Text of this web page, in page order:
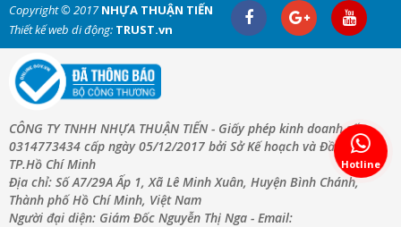
Copyright © 2017NHỰA THUẬN TIẾN
Thiết kế web di động: TRUST.vn
CÔNG TY TNHH NHỰA THUẬN TIẾN - Giấy phép kinh doanh số:
0314773434 cấp ngày 05/12/2017 bởi Sở Kế hoạch và Đầu Tư
TP.Hồ Chí Minh
Địa chỉ: Số A7/29A Ấp 1, Xã Lê Minh Xuân, Huyện Bình Chánh,
Thành phố Hồ Chí Minh, Việt Nam
Người đại diện: Giám Đốc Nguyễn Thị Nga - Email:
Hotline